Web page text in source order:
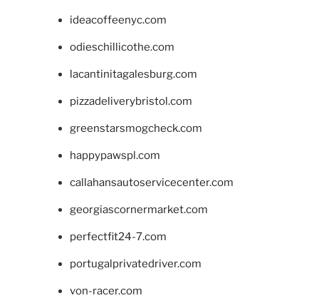
ideacoffeenyc.com
odieschillicothe.com
lacantinitagalesburg.com
pizzadeliverybristol.com
greenstarsmogcheck.com
happypawspl.com
callahansautoservicecenter.com
georgiascornermarket.com
perfectfit24-7.com
portugalprivatedriver.com
von-racer.com